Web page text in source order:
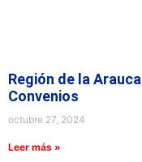
Región de la
Convenios
octubre 27, 2024
Leer más »